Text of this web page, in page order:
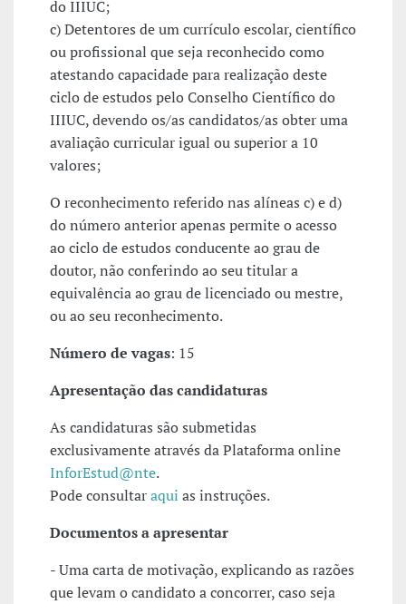
do IIIUC;
c) Detentores de um currículo escolar, científico
ou profissional que seja reconhecido como
atestando capacidade para realização deste
ciclo de estudos pelo Conselho Científico do
IIIUC, devendo os/as candidatos/as obter uma
avaliação curricular igual ou superior a 10
valores;
O reconhecimento referido nas alíneas c) e d)
do número anterior apenas permite o acesso
ao ciclo de estudos conducente ao grau de
doutor, não conferindo ao seu titular a
equivalência ao grau de licenciado ou mestre,
ou ao seu reconhecimento.
Número de vagas: 15
Apresentação das candidaturas
As candidaturas são submetidas
exclusivamente através da Plataforma online
InforEstud@nte.
Pode consultaraqui as instruções.
Documentos a apresentar
- Uma carta de motivação, explicando as razões
que levam o candidato a concorrer, caso seja